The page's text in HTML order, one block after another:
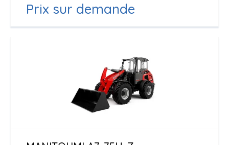
Prix sur demande